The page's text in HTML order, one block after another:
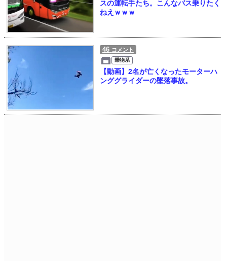
スの運転手たち。こんなバス乗りたく
ねえｗｗｗ
46 コメント
乗物系
【動画】2名が亡くなったモーターハ
ンググライダーの墜落事故。